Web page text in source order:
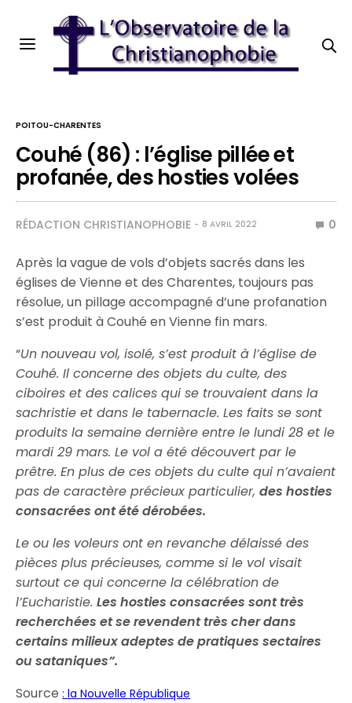
POITOU-CHARENTES
Couhé (86) : l’église pillée et
profanée, des hosties volées
RÉDACTION CHRISTIANOPHOBIE 8 AVRIL 2022 0
Après la vague de vols d’objets sacrés dans les
églises de Vienne et des Charentes, toujours pas
résolue, un pillage accompagné d’une profanation
s’est produit à Couhé en Vienne fin mars.
“Un nouveau vol, isolé, s’est produit à l’église de
Couhé. Il concerne des objets du culte, des
ciboires et des calices qui se trouvaient dans la
sachristie et dans le tabernacle. Les faits se sont
produits la semaine dernière entre le lundi 28 et le
mardi 29 mars. Le vol a été découvert par le
prêtre. En plus de ces objets du culte qui n’avaient
pas de caractère précieux particulier,des hosties
consacrées ont été dérobées.
Le ou les voleurs ont en revanche délaissé des
pièces plus précieuses, comme si le vol visait
surtout ce qui concerne la célébration de
l’Eucharistie.Les hosties consacrées sont très
recherchées et se revendent très cher dans
certains milieux adeptes de pratiques sectaires
ou sataniques”.
Source: la Nouvelle République